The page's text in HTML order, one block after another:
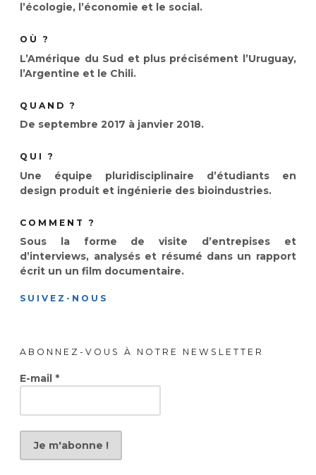
l’écologie, l’économie et le social.
OÙ ?
L’Amérique du Sud et plus précisément l’Uruguay,
l’Argentine et le Chili.
QUAND ?
De septembre 2017 à janvier 2018.
QUI ?
Une équipe pluridisciplinaire d’étudiants en
design produit et ingénierie des bioindustries.
COMMENT ?
Sous la forme de visite d’entrepises et
d’interviews, analysés et résumé dans un rapport
écrit un un film documentaire.
SUIVEZ-NOUS
ABONNEZ-VOUS À NOTRE NEWSLETTER
E-mail *